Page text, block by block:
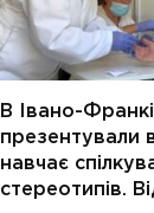
В Івано-
презентували
навчає
стереотипів.